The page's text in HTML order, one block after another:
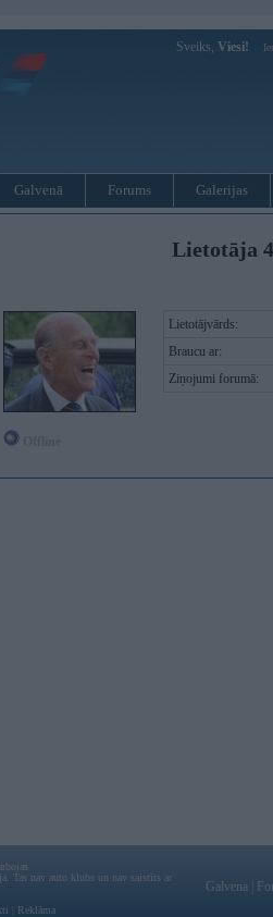
Sveiks, Viesi!
Galvenā Forums Galerijas
Lietotāja
Lietotājvārds:
Braucu ar:
Ziņojumi forumā:
Tas nav auto klubs un nav saistīts ar
Reklāma
Galvena